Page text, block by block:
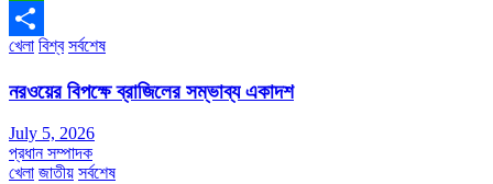
WhatsApp
Share
খেলা বিশ্ব সর্বশেষ
নরওয়ের বিপক্ষে ব্রাজিলের সম্ভাব্য একাদশ
July 5, 2026
প্রধান সম্পাদক
খেলা জাতীয় সর্বশেষ